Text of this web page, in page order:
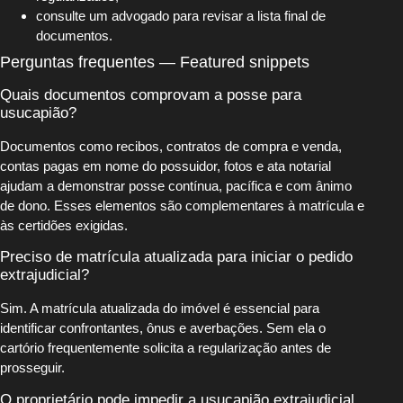
consulte um advogado para revisar a lista final de
documentos.
Perguntas frequentes — Featured snippets
Quais documentos comprovam a posse para
usucapião?
Documentos como recibos, contratos de compra e venda,
contas pagas em nome do possuidor, fotos e ata notarial
ajudam a demonstrar posse contínua, pacífica e com ânimo
de dono. Esses elementos são complementares à matrícula e
às certidões exigidas.
Preciso de matrícula atualizada para iniciar o pedido
extrajudicial?
Sim. A matrícula atualizada do imóvel é essencial para
identificar confrontantes, ônus e averbações. Sem ela o
cartório frequentemente solicita a regularização antes de
prosseguir.
O proprietário pode impedir a usucapião extrajudicial